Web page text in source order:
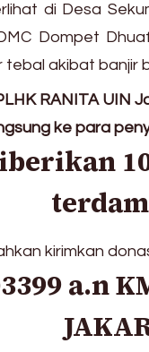
di Desa
Dompet
akibat banjir
RANITA UIN
ke para
kirimkan
a.n